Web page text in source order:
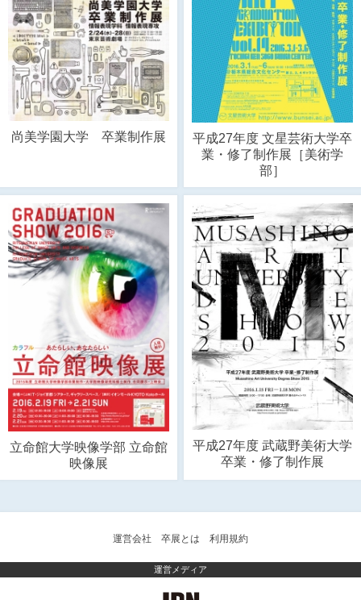
尚美学園大学 卒業制作展
平成27年度 文星芸術大学卒
業・修了制作展［美術学
部］
立命館大学映像学部 立命館
映像展
平成27年度 武蔵野美術大学
卒業・修了制作展
運営会社 卒展とは 利用規約
運営メディア